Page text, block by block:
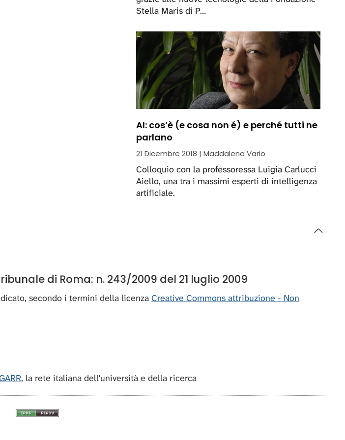
Stella Maris di P…
AI: cos’è (e cosa non é) e perché tutti ne
parlano
21 Dicembre 2018 | Maddalena Vario
Colloquio con la professoressa Luigia Carlucci
Aiello, una tra i massimi esperti di intelligenza
artificiale.
di Roma: n. 243/2009 del 21 luglio 2009
secondo i termini della licenzaCreative Commons attribuzione - Non
, la rete italiana dell'università e della ricerca